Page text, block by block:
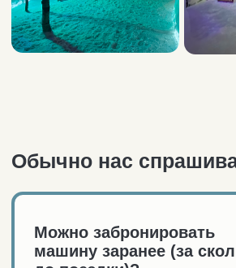
Аптека
Сувениры
Рестораны и кафе
Жильё
Инфраструктура посёлка
Гайд туриста
Трансфер Мурманск — Териберка
Автосопровождение по Териберке
Такси по Териберке